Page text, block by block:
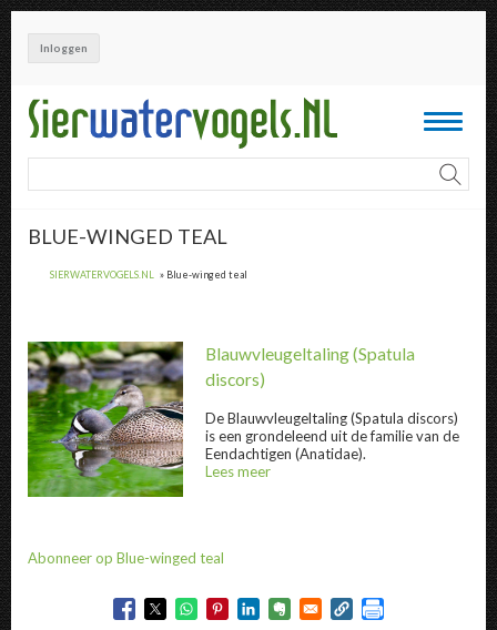
Overslaan
en
naar
de
inhoud
gaan
Inloggen
Toggle
BLUE-WINGED TEAL
SIERWATERVOGELS.NL Blue-winged teal
Blauwvleugeltaling(Spatula
discors)
DeBlauwvleugeltaling(Spatula discors)
is een grondeleend uit de familie van de
Eendachtigen (Anatidae).
Lees meer
Abonneer op Blue-winged teal